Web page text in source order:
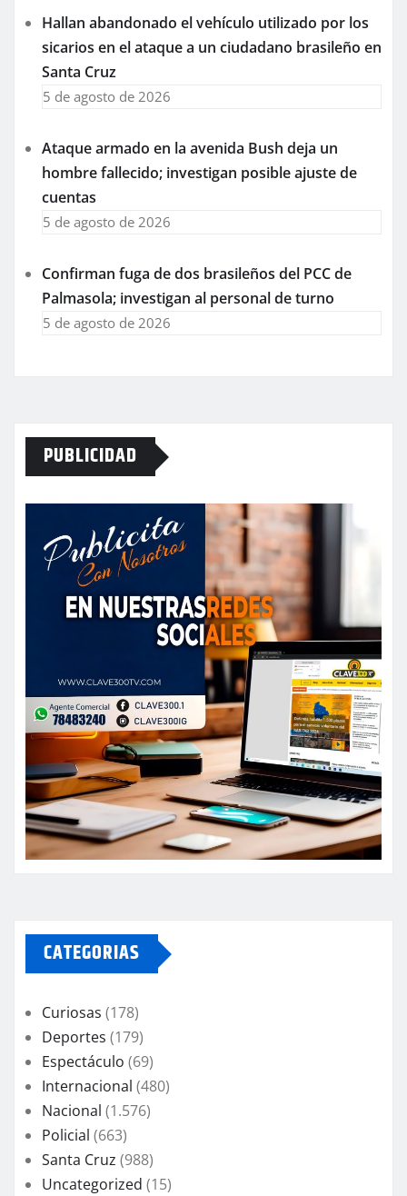
Hallan abandonado el vehículo utilizado por los
sicarios en el ataque a un ciudadano brasileño en
Santa Cruz
5 de agosto de 2026
Ataque armado en la avenida Bush deja un
hombre fallecido; investigan posible ajuste de
cuentas
5 de agosto de 2026
Confirman fuga de dos brasileños del PCC de
Palmasola; investigan al personal de turno
5 de agosto de 2026
PUBLICIDAD
CATEGORIAS
Curiosas (178)
Deportes (179)
Espectáculo (69)
Internacional (480)
Nacional (1.576)
Policial (663)
Santa Cruz (988)
Uncategorized (15)